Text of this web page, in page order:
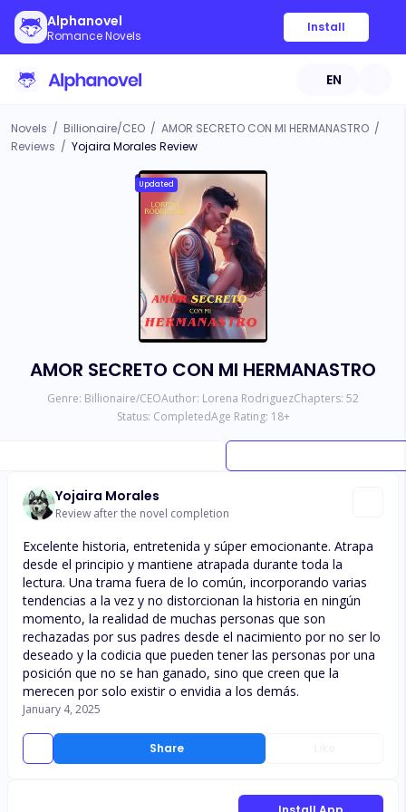
Alphanovel
Romance Novels
Install
EN
Novels / Billionaire/CEO / AMOR SECRETO CON MI HERMANASTRO /
Reviews / Yojaira Morales Review
Updated
AMOR SECRETO CON MI HERMANASTRO
Genre: Billionaire/CEOAuthor: Lorena RodriguezChapters: 52
Status: CompletedAge Rating: 18+
Yojaira Morales
Review after the novel completion
Share
Excelente historia, entretenida y súper emocionante. Atrapa
desde el principio y mantiene atrapada durante toda la
lectura. Una trama fuera de lo común, incorporando varias
tendencias a la vez y no distorcionan la historia en ningún
momento, la realidad de muchas personas que son
rechazadas por sus padres desde el nacimiento por no ser lo
deseado y la codicia que pueden tener las personas por una
posición que no se han ganado, sino que creen que la
merecen por solo existir o envidia a los demás.
January 4, 2025